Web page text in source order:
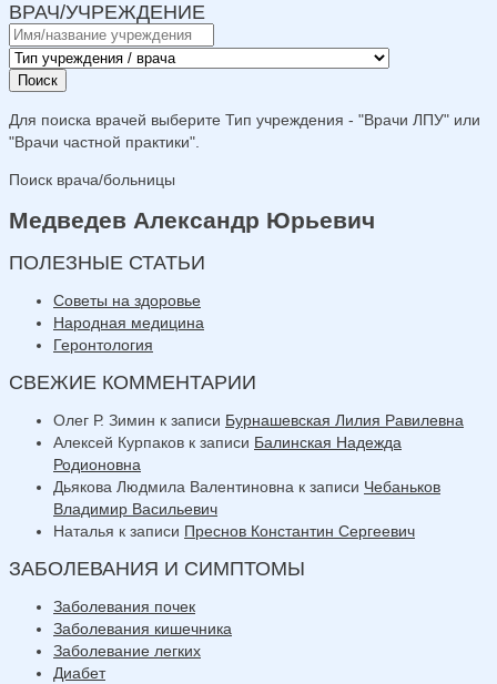
ВРАЧ/УЧРЕЖДЕНИЕ
Поиск
Для поиска врачей выберите Тип учреждения - "Врачи ЛПУ" или
"Врачи частной практики".
Поиск врача/больницы
Медведев Александр Юрьевич
ПОЛЕЗНЫЕ СТАТЬИ
Советы на здоровье
Народная медицина
Геронтология
СВЕЖИЕ КОММЕНТАРИИ
Олег Р. Зимин к записи Бурнашевская Лилия Равилевна
Алексей Курпаков к записи Балинская Надежда
Родионовна
Дьякова Людмила Валентиновна к записи Чебаньков
Владимир Васильевич
Наталья к записи Преснов Константин Сергеевич
ЗАБОЛЕВАНИЯ И СИМПТОМЫ
Заболевания почек
Заболевания кишечника
Заболевание легких
Диабет